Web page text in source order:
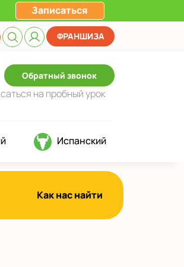
Записаться
ФРАНШИЗА
Обратный звонок
на пробный урок
Испанский
Как нас найти